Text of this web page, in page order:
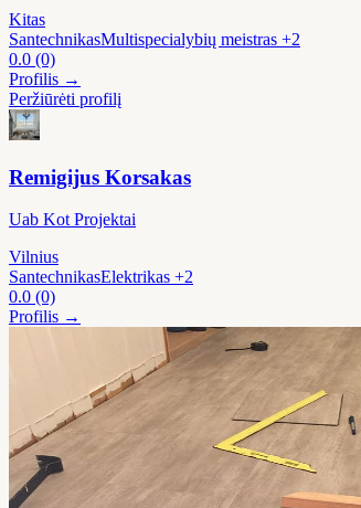
Kitas
SantechnikasMultispecialybių meistras +2
0.0 (0)
Profilis →
Peržiūrėti profilį
Remigijus Korsakas
Uab Kot Projektai
Vilnius
SantechnikasElektrikas +2
0.0 (0)
Profilis →